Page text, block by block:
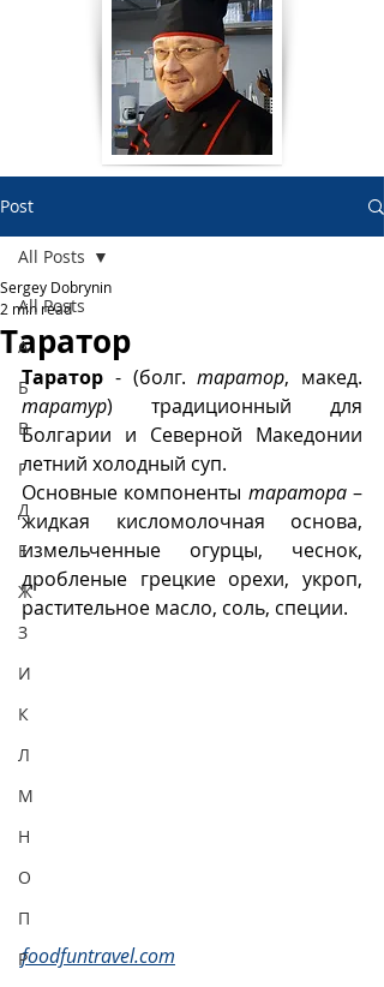
Post
All Posts
А
Б
В
Г
Д
Е
Ж
З
И
К
Л
М
Н
О
П
Р
All Posts
Таратор
Sergey Dobrynin
2 min read
Таратор - (болг. таратор
таратур) традиционный для
Болгарии и Северной Македонии
летний холодный суп.
Основные компоненты таратора –
жидкая кисломолочная основа,
измельченные огурцы, чеснок,
дробленые грецкие орехи, укроп,
растительное масло, соль, специи.
foodfuntravel.com